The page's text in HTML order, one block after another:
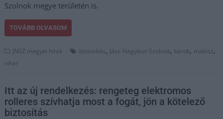
Szolnok megye területén is.
TOVÁBB OLVASOM
JNSZ megyei hírek biztosítás, Jász-Nagykun-Szolnok, károk, mabisz,
vihar
Itt az új rendelkezés: rengeteg elektromos
rolleres szívhatja most a fogát, jön a kötelező
biztosítás